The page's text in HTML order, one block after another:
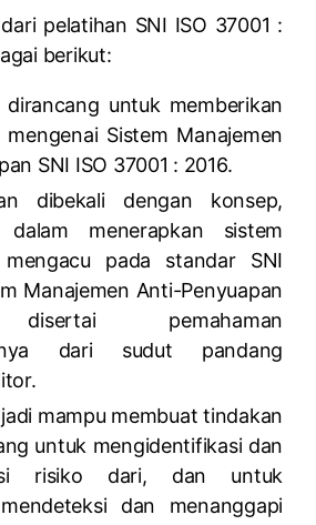
pelatihan SNI ISO 37001 :
berikut:
dirancang untuk memberikan
mengenai Sistem Manajemen
SNI ISO 37001 : 2016.
dibekali dengan konsep,
dalam menerapkan sistem
mengacu pada standar SNI
Manajemen Anti-Penyuapan
pemahaman
dari sudut pandang
mampu membuat tindakan
untuk mengidentifikasi dan
risiko dari, dan untuk
dan menanggapi